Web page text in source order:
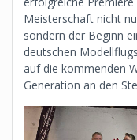
Meisterschaft nicht
sondern der Beginn
deutschen
auf die kommenden
Generation an den